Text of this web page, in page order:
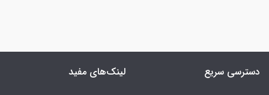
دسترسی سریع لینک‌های مفید